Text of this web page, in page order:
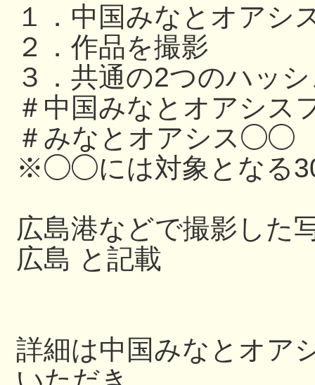
１．中国みなとオアシ
２．作品を撮影
３．共通の2つのハッ
＃中国みなとオアシス
＃みなとオアシス◯◯
※◯◯には対象となる
広島港などで撮影した
広島 と記載
詳細は中国みなとオア